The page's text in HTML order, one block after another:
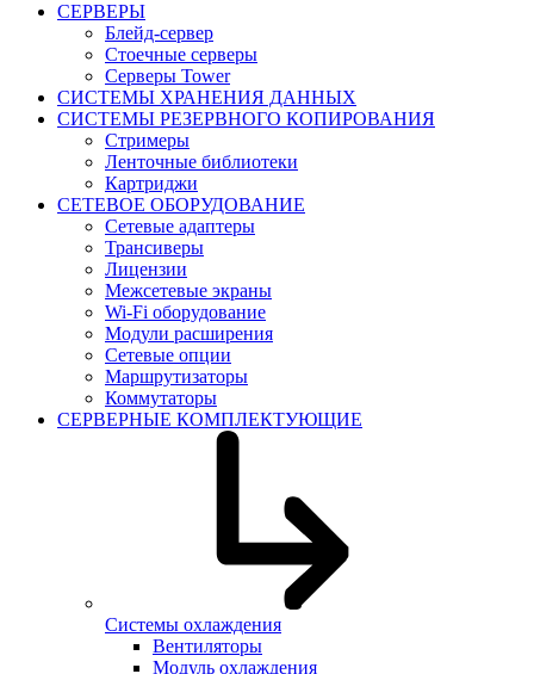
СЕРВЕРЫ
Блейд-сервер
Стоечные серверы
Серверы Tower
СИСТЕМЫ ХРАНЕНИЯ ДАННЫХ
СИСТЕМЫ РЕЗЕРВНОГО КОПИРОВАНИЯ
Стримеры
Ленточные библиотеки
Картриджи
СЕТЕВОЕ ОБОРУДОВАНИЕ
Сетевые адаптеры
Трансиверы
Лицензии
Межсетевые экраны
Wi-Fi оборудование
Модули расширения
Сетевые опции
Маршрутизаторы
Коммутаторы
СЕРВЕРНЫЕ КОМПЛЕКТУЮЩИЕ
Системы охлаждения
Вентиляторы
Модуль охлаждения